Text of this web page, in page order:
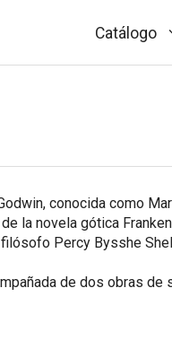
Catálogo
conocida como
la novela gótica
Percy Bysshe
de dos obras de